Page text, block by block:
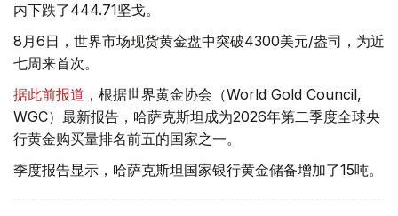
内下跌了444.71坚戈。
8月6日，世界市场现货黄金盘中突破4300美元/盎司，为近
七周来首次。
据此前报道 ，根据世界黄金协会（World Gold Council,
WGC）最新报告，哈萨克斯坦成为2026年第二季度全球央
行黄金购买量排名前五的国家之一。
季度报告显示，哈萨克斯坦国家银行黄金储备增加了15吨。